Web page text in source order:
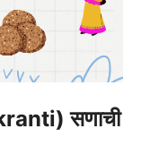
सणाची